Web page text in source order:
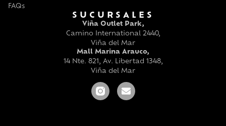
FAQs
SUCURSALES
Viña Outlet Park,
Camino International 2440,
Viña del Mar
Mall Marina Arauco,
14 Nte. 821, Av. Libertad 1348,
Viña del Mar